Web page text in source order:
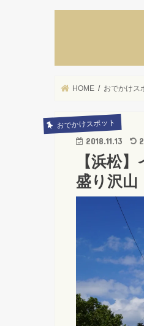
HOME おでかけス
おでかけスポット
2018.11.13
【浜松
盛り沢山